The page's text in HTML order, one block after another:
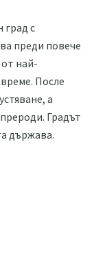
град с
преди повече
най-
После
а
Градът
държава.